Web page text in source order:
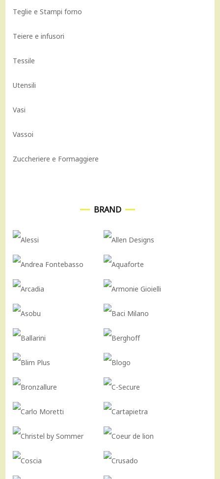
Teglie e Stampi forno
Teiere e infusori
Tessile
Utensili
Vasi
Vassoi
Zuccheriere e Formaggiere
BRAND